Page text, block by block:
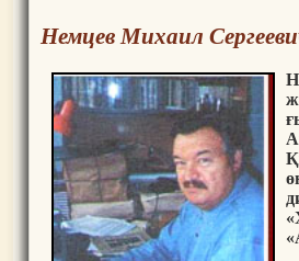
Немцев Михаил
А